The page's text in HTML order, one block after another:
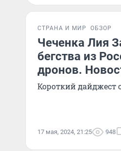
СТРАНА И МИР ОБЗОР
Чеченка Лия
бегства из
дронов.
Короткий дайджест
17 мая, 2024, 21:25 948